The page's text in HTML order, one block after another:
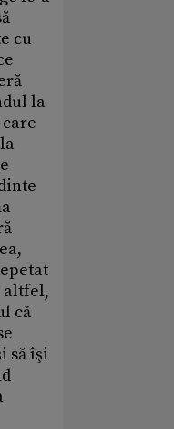
cu
la
altfel,
că
să îşi